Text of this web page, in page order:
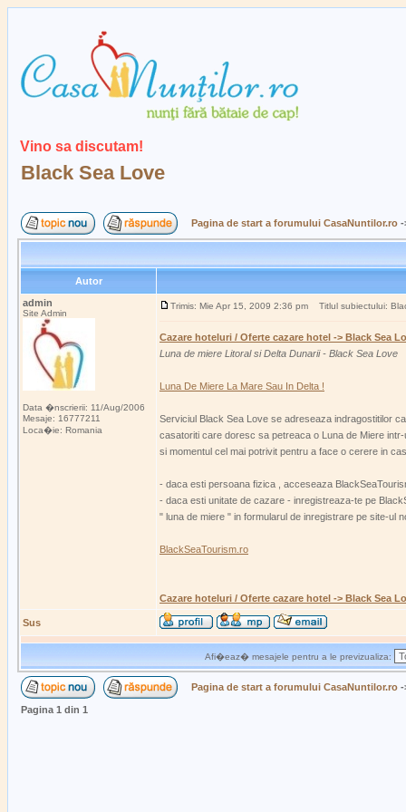
Vino sa discutam!
Black Sea Love
Pagina de start a forumului CasaNuntilor.ro
Autor
admin
Site Admin
Data �nscrierii: 11/Aug/2006
Mesaje: 16777211
Loca�ie: Romania
Trimis: Mie Apr 15, 2009 2:36 pm Titlul subiectului:
Cazare hoteluri / Oferte cazare hotel -> Black Sea
Luna de miere Litoral si Delta Dunarii - Black Sea Love
Luna De Miere La Mare Sau In Delta !
Serviciul Black Sea Love se adreseaza indragostitilor
casatoriti care doresc sa petreaca o Luna de Miere
si momentul cel mai potrivit pentru a face o cerere in
- daca esti persoana fizica , acceseaza
- daca esti unitate de cazare - inregistreaza-te pe
" luna de miere " in formularul de inregistrare pe site-ul
BlackSeaTourism.ro
Cazare hoteluri / Oferte cazare hotel -> Black Sea
Sus
Afi�eaz� mesajele pentru a le previzualiza:
Pagina de start a forumului CasaNuntilor.ro
Pagina 1 din 1